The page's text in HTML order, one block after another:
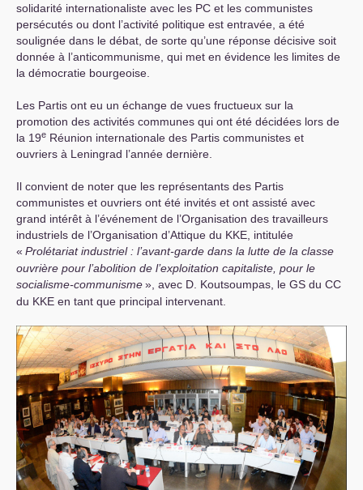
solidarité internationaliste avec les PC et les communistes
persécutés ou dont l’activité politique est entravée, a été
soulignée dans le débat, de sorte qu’une réponse décisive soit
donnée à l’anticommunisme, qui met en évidence les limites de
la démocratie bourgeoise.
Les Partis ont eu un échange de vues fructueux sur la
promotion des activités communes qui ont été décidées lors de
la 19e Réunion internationale des Partis communistes et
ouvriers à Leningrad l’année dernière.
Il convient de noter que les représentants des Partis
communistes et ouvriers ont été invités et ont assisté avec
grand intérêt à l’événement de l’Organisation des travailleurs
industriels de l’Organisation d’Attique du KKE, intitulée
« Prolétariat industriel : l’avant-garde dans la lutte de la classe
ouvrière pour l’abolition de l’exploitation capitaliste, pour le
socialisme-communisme», avec D. Koutsoumpas, le GS du CC
du KKE en tant que principal intervenant.